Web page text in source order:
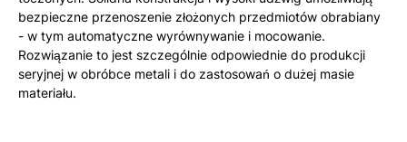
bezpieczne przenoszenie złożonych przedmiotów obrabiany
- w tym automatyczne wyrównywanie i mocowanie.
Rozwiązanie to jest szczególnie odpowiednie do produkcji
seryjnej w obróbce metali i do zastosowań o dużej masie
materiału.